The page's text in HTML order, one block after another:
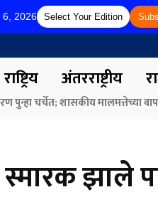
6, 2026 Select Your Edition
राष्ट्रिय अंतरराष्ट्रीय
चर्चेत; शासकीय मालमत्तेच्या
यांच्या हस्ते ‘मंथन4युवा’च्या पोस्टरचे
झाले